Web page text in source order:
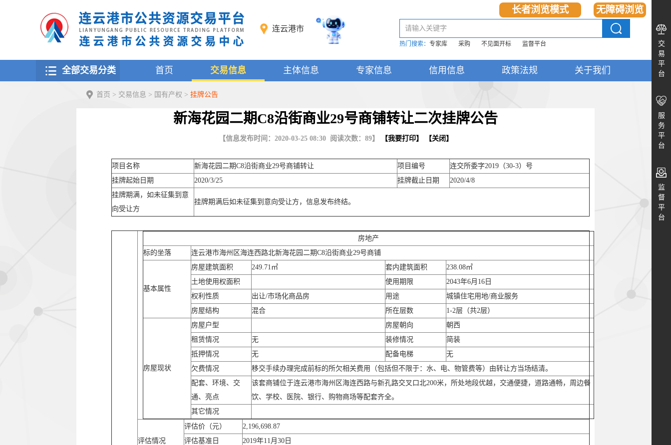
无障碍浏览
长者浏览模式
连云港市 请输入关键字
热门搜索： 专家库 采购 不见面开标 监督平台
全部交易分类 首页 交易信息 主体信息 专家信息 信用信息 政策法规 关于我们
交
易
平
台
服
务
平
台
监
督
平
台
首页 > 交易信息 > 国有产权 > 挂牌公告
新海花园二期C8沿街商业29号商铺转让二次挂牌公告
【信息发布时间：2020-03-25 08:30 阅读次数： 89】 【我要打印】 【关闭 】
项目名称 新海花园二期C8沿街商业29号商铺转让 项目编号
连交所委字2019（30-3）号
挂牌起始日期
2020/3/25 挂牌截止日期
2020/4/8
挂牌期满，如未征集到意
向受让方
挂牌期满后如未征集到意向受让方，信息发布终结。
房地产
标的坐落
连云港市海州区海连西路北新海花园二期C8沿街商业29号商铺
基本属性
房屋建筑面积 249.71㎡ 套内建筑面积
238.08㎡
土地使用权面积
使用期限
2043年6月16日
权利性质
出让/市场化商品房 用途
城镇住宅用地/商业服务
房屋结构
混合 所在层数 1-2层（共2层）
房屋现状
房屋户型 房屋朝向
朝西
租赁情况
无 装修情况
简装
抵押情况
无 配备电梯
无
欠费情况
移交手续办理完成前标的所欠相关费用（包括但不限于：水、电、物管费等）由转让方当场结清。
配套、环境、交
通、亮点
该套商铺位于连云港市海州区海连西路与新孔路交叉口北200米，所处地段优越，交通便捷，道路通畅，周边餐
饮、学校、医院、银行、购物商场等配套齐全。
其它情况
评估情况
评估价（元）
2,196,698.87
评估基准日
2019年11月30日